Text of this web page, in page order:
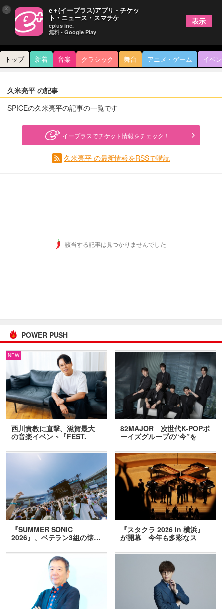
トップ 新着 音楽 クラシック 舞台 アニメ・ゲーム イベ
久米亮平 の記事
SPICEの久米亮平の記事の一覧です
イープラスでチケット情報をチェック！
久米亮平 の最新情報をRSSで購読
該当する記事は見つかりませんでした
POWER PUSH
NEW
西川貴教に直撃、滋賀最大
の音楽イベント『FEST.
INA…
82MAJOR 次世代K-POPボ
ーイズグループの“今”を
訊…
『SUMMER SONIC
2026』、ベテラン3組の懐…
『スタクラ 2026 in 横浜』
が開幕 今年も多彩なス
テ…
× e＋(イープラス)アプリ - チケッ
ト・ニュース・スマチケ
eplus inc.
無料 - Google Play
表示